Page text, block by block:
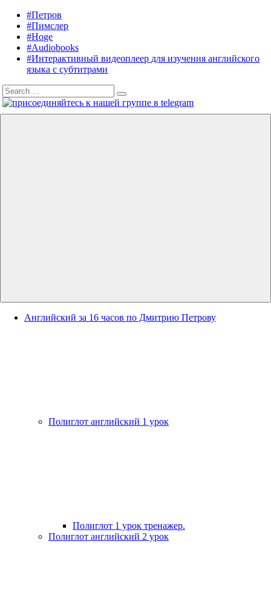
content
Listening
English
Audiobooks
English,
Petrov
English
#Петров
#Пимслер
#Hoge
#Audiobooks
#Интерактивный видеоплеер для изучения английского
языка с субтитрами
Search
for:
Search
Английский за 16 часов по Дмитрию Петрову
Полиглот английский 1 урок
Полиглот 1 урок тренажер.
Полиглот английский 2 урок